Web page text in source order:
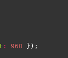
: 960